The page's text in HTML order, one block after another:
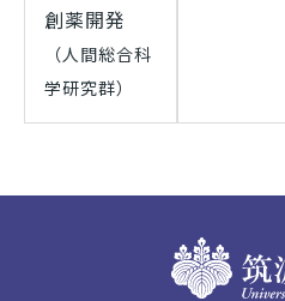
創薬開発
（人間総合科
学研究群）